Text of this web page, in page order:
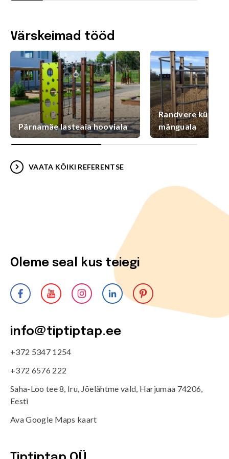
Värskeimad tööd
Pärnamäe lasteaia hooviala
Randvere
mänguala
VAATA KÕIKI REFERENTSE
Oleme seal kus teiegi
info@tiptiptap.ee
+372 5347 1254
+372 6576 222
Saha-Loo tee 8, Iru, Jõelähtme vald, Harjumaa 74206,
Eesti
Ava Google Maps kaart